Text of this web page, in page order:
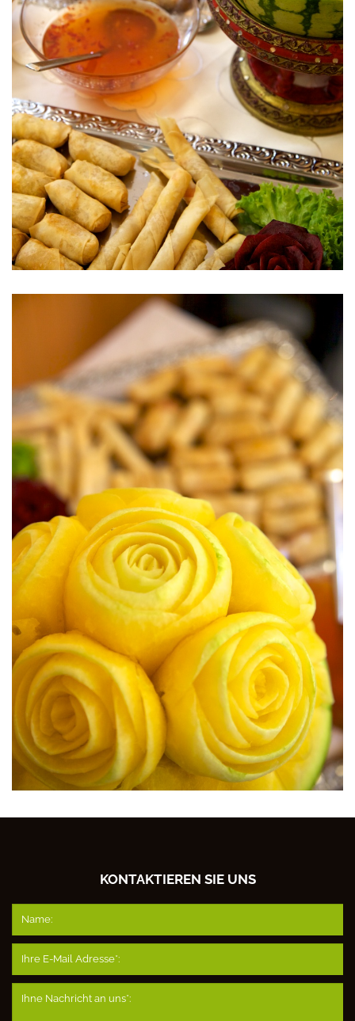
KONTAKTIEREN SIE UNS
Name:
Ihre E-Mail Adresse*:
Ihne Nachricht an uns*: